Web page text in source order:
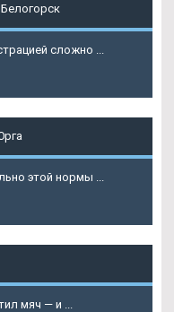
сложно ...
этой нормы ...
мяч — и ...